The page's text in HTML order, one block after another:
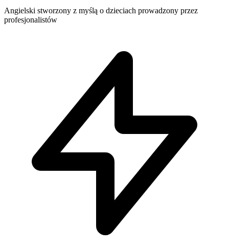
Angielski stworzony z myślą o dzieciach prowadzony przez
profesjonalistów